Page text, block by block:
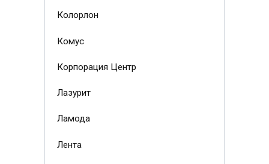
Колорлон
Комус
Корпорация Центр
Лазурит
Ламода
Лента